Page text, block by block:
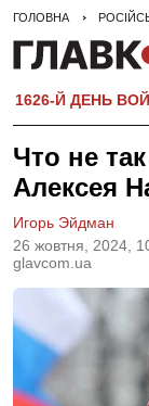
ГОЛОВНА
1626-Й ДЕНЬ
Что не
Алексея
26 жовтня, 2024,
glavcom.ua
Игорь Эйдман